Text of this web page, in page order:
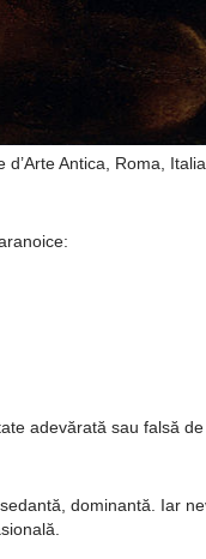
Antica, Roma,
adevărată sau falsă
dominantă. Iar